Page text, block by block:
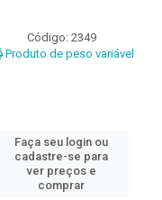
Código: 2349
Produto de peso variável
Faça seu login ou
cadastre-se para
ver preços e
comprar